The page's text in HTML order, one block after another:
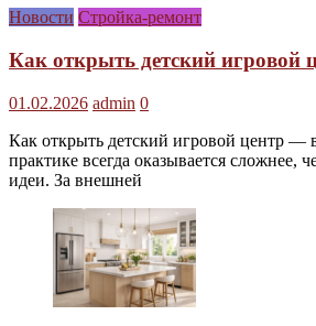
Новости Стройка-ремонт
Как открыть детский игровой
01.02.2026 admin 0
Как открыть детский игровой центр —
практике всегда оказывается сложнее,
идеи. За внешней